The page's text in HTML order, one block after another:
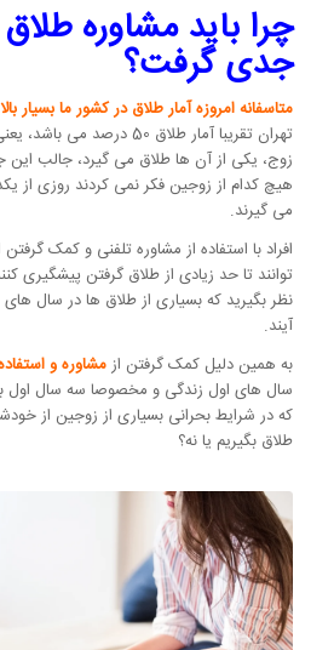
چرا باید مشاوره طلاق
جدی گرفت؟
متاسفانه امروزه آمار طلاق در کشور ما بسیار
تهران تقریبا آمار طلاق 50
زوج، یکی از آن ها طلاق می گیرد، جالب این
هیچ کدام از زوجین فکر نمی کردند روزی از
می گیرند.
افراد با استفاده از مشاوره تلفنی و کمک
توانند تا حد زیادی از طلاق گرفتن پیشگیری
نظر بگیرید که بسیاری از طلاق ها در سال
آیند.
به همین دلیل کمک گرفتن ازمشاوره و
سال های اول زندگی و مخصوصا سه سال اول
که در شرایط بحرانی بسیاری از زوجین از
طلاق بگیریم یا نه؟